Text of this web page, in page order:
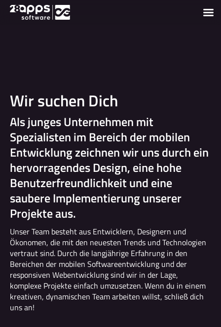
Wir suchen Dich
Als junges Unternehmen mit
Spezialisten im Bereich der mobilen
Entwicklung zeichnen wir uns durch ein
hervorragendes Design, eine hohe
Benutzerfreundlichkeit und eine
saubere Implementierung unserer
Projekte aus.
Unser Team besteht aus Entwicklern, Designern und
Ökonomen, die mit den neuesten Trends und Technologien
vertraut sind. Durch die langjährige Erfahrung in den
Bereichen der mobilen Softwareentwicklung und der
responsiven Webentwicklung sind wir in der Lage,
komplexe Projekte einfach umzusetzen. Wenn du in einem
kreativen, dynamischen Team arbeiten willst, schließ dich
uns an!